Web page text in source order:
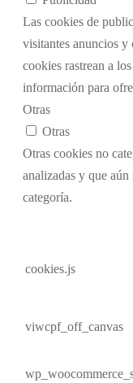
Las cookies de
visitantes anuncios y
cookies rastrean a
información para
Otras
Otras
Otras cookies no
analizadas y que
categoría.
cookies.js
viwcpf_off_canvas